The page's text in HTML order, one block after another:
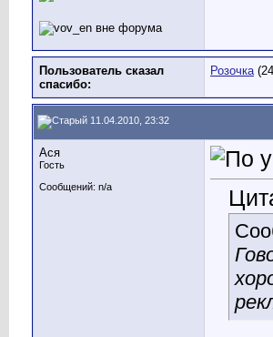
Пользователь сказал
cпасибо:
Розочка
11.04.2010, 23:32
Ася
Гость
Сообщений: n/a